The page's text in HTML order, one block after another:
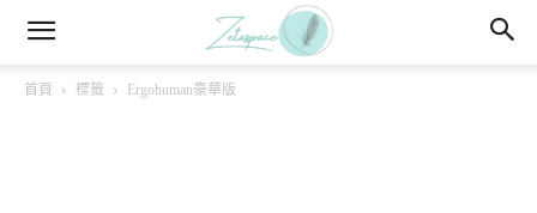
首頁 標籤 Ergohuman豪華版